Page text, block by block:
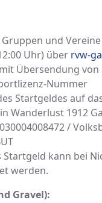
Gruppen und
Uhr) über rvw-
mit Übersendung von
Nummer
Startgeldes auf
Wanderlust 1912
/
Startgeld kann bei
werden.
Gravel):